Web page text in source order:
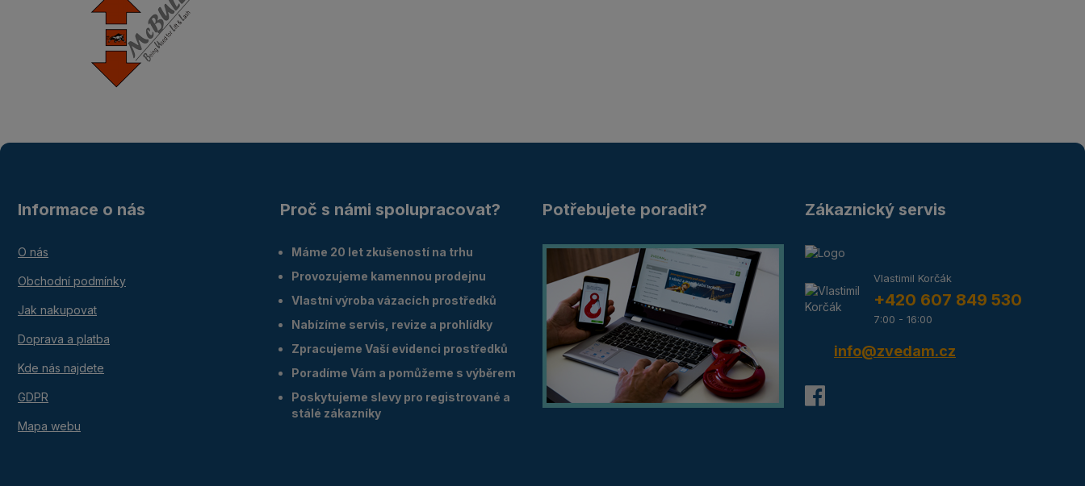
Informace o nás
O nás
Obchodní podmínky
Jak nakupovat
Doprava a platba
Kde nás najdete
GDPR
Mapa webu
Proč s námi spolupracovat?
Máme 20 let zkušeností na trhu
Provozujeme kamennou prodejnu
Vlastní výroba vázacích prostředků
Nabízíme servis, revize a prohlídky
Zpracujeme Vaší evidenci prostředků
Poradíme Vám a pomůžeme s výběrem
Poskytujeme slevy pro registrované a
stálé zákazníky
Potřebujete poradit? Zákaznický servis
Vlastimil Korčák
+420 607 849 530
7:00 - 16:00
info@zvedam.cz